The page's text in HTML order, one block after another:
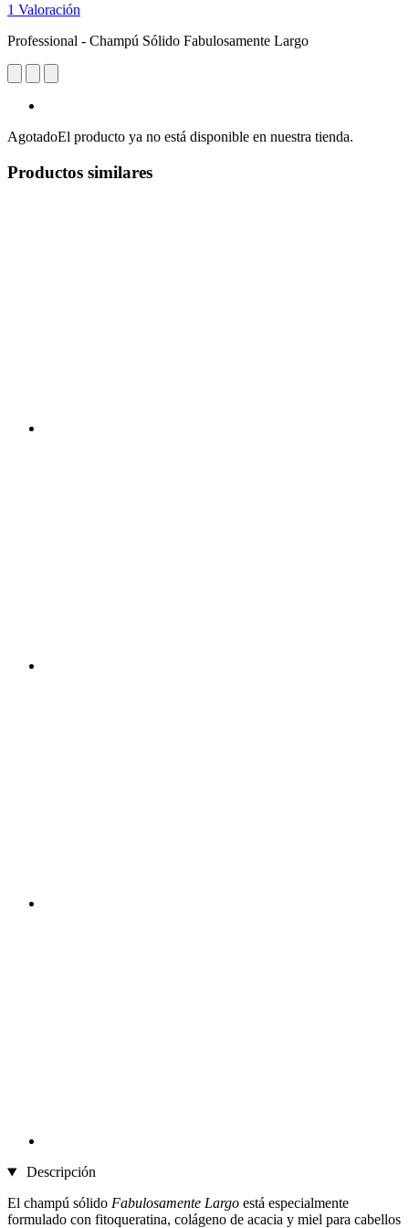
1 Valoración
Professional - Champú Sólido Fabulosamente Largo
AgotadoEl producto ya no está disponible en nuestra tienda.
Productos similares
Descripción
El champú sólido Fabulosamente Largo está especialmente
formulado con fitoqueratina, colágeno de acacia y miel para cabellos